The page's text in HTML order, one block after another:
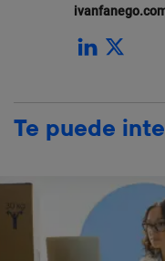
Te puede